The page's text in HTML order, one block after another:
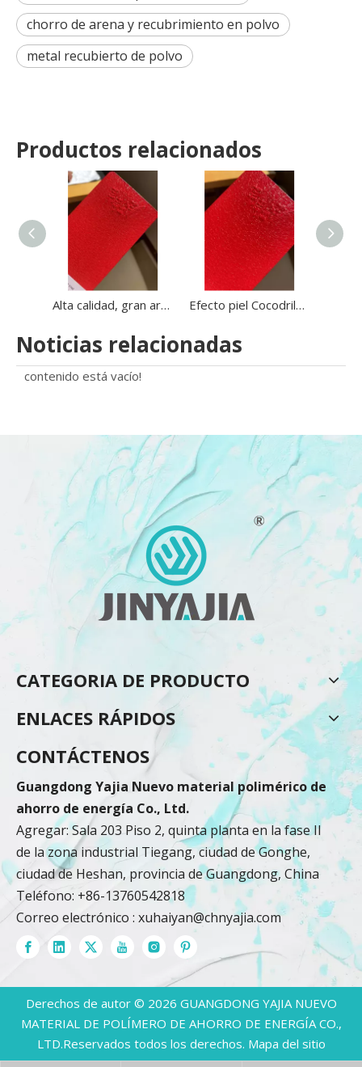
chorro de arena y recubrimiento en polvo
metal recubierto de polvo
Productos relacionados
Alta calidad, gran arruga, piel de cocodrilo, textura de cuero, grieta, recubrimiento en polvo de poliéster para utensilios de cocina, caja fuerte Efecto piel Cocodrilo/Tortuga/Textura de cuero Recubrimiento en polvo negro Recubrimiento en polvo de poliéster epoxi para protección de metales
Noticias relacionadas
contenido está vacío!
CATEGORIA DE PRODUCTO
ENLACES RÁPIDOS
CONTÁCTENOS
Guangdong Yajia Nuevo material polimérico de
ahorro de energía Co., Ltd.
Agregar: Sala 203 Piso 2, quinta planta en la fase II
de la zona industrial Tiegang, ciudad de Gonghe,
ciudad de Heshan, provincia de Guangdong, China
Teléfono: +86-13760542818
Correo electrónico : xuhaiyan@chnyajia.com
Derechos de autor © 2026 GUANGDONG YAJIA NUEVO
MATERIAL DE POLÍMERO DE AHORRO DE ENERGÍA CO.,
LTD.Reservados todos los derechos. Mapa del sitio